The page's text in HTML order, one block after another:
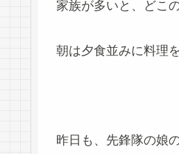
家族が多いと、どこ
朝は夕食並みに料理
昨日も、先鋒隊の娘